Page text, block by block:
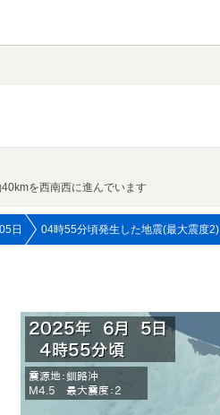
を西南西に進んでいます
日 04時55分頃発生した地震(最大震度2)